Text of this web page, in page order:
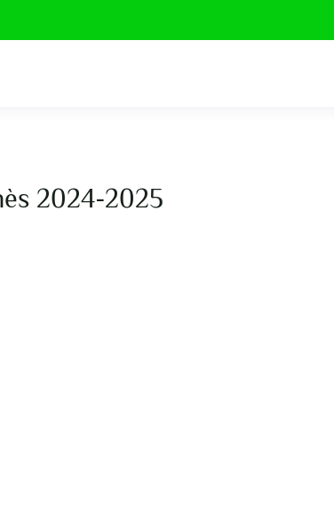
2024-2025